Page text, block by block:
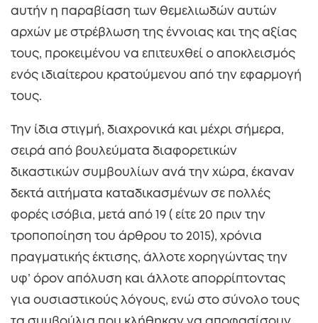
αυτήν η παραβίαση των θεμελιωδών αυτών
αρχών με στρέβλωση της έννοιας και της αξίας
τους, προκειμένου να επιτευχθεί ο αποκλεισμός
ενός ιδιαίτερου κρατούμενου από την εφαρμογή
τους.
Την ίδια στιγμή, διαχρονικά και μέχρι σήμερα,
σειρά από βουλεύματα διαφορετικών
δικαστικών συμβουλίων ανά την χώρα, έκαναν
δεκτά αιτήματα καταδικασμένων σε πολλές
φορές ισόβια, μετά από 19 ( είτε 20 πριν την
τροποποίηση του άρθρου το 2015), χρόνια
πραγματικής έκτισης, άλλοτε χορηγώντας την
υφ’ όρον απόλυση και άλλοτε απορρίπτοντας
για ουσιαστικούς λόγους, ενώ στο σύνολο τους